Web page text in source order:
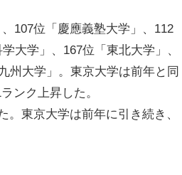
107位「慶應義塾大学」、112
大学」、167位「東北大学」、
州大学」。東京大学は前年と同
ンク上昇した。
東京大学は前年に引き続き、